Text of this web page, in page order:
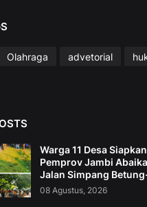
Olahraga advetorial
Warga 11 Desa
Pemprov Jambi
Jalan Simpang
08 Agustus, 2026